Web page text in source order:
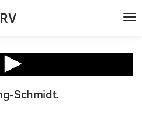
Schmidt.